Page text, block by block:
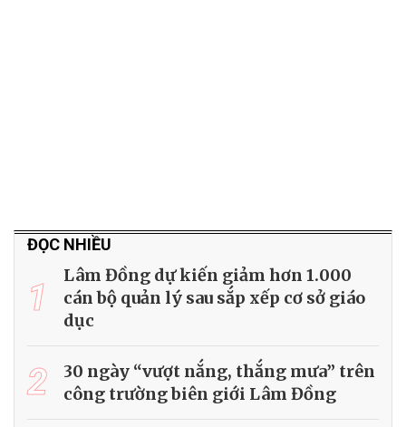
ĐỌC NHIỀU
1
Lâm Đồng dự kiến giảm hơn 1.000
cán bộ quản lý sau sắp xếp cơ sở giáo
dục
2
30 ngày “vượt nắng, thắng mưa” trên
công trường biên giới Lâm Đồng